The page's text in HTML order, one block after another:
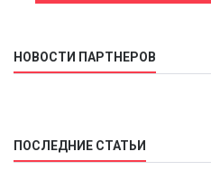
НОВОСТИ ПАРТНЕРОВ
ПОСЛЕДНИЕ СТАТЬИ